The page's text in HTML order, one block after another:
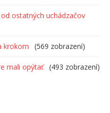
ostatných uchádzačov
krokom (569 zobrazení)
mali opýtať (493 zobrazení)